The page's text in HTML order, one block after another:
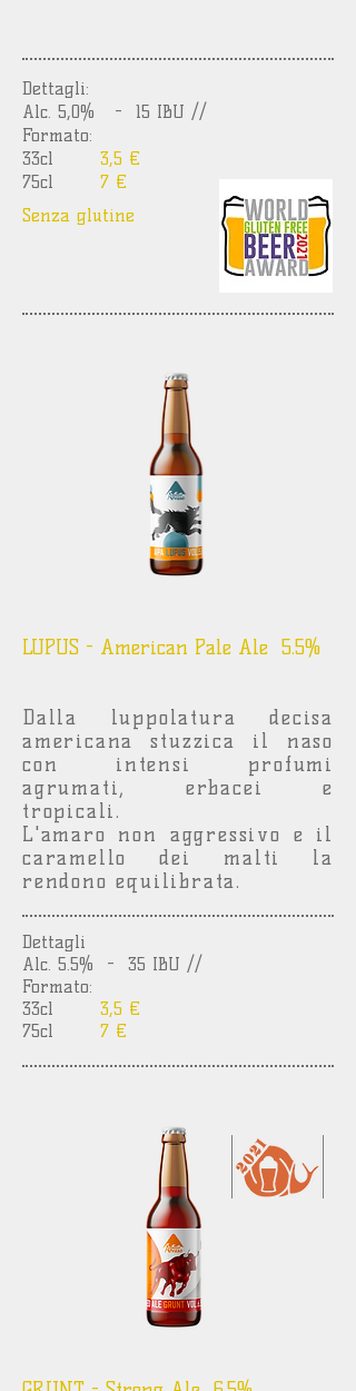
LUPUS - American Pale Ale 5.5%
Dalla luppolatura decisa
americana stuzzica il naso
con intensi profumi
agrumati, erbacei e
tropicali.
L'amaro non aggressivo e il
caramello dei malti la
rendono equilibrata.
Dettagli
Alc. 5.5%
- 35 IBU //
Formato:
33cl 3,5 €
75cl
7 €
Dettagli:
Alc. 5,0% - 15 IBU //
Formato:
33cl 3,5 €
75cl
7 €
Senza glutine